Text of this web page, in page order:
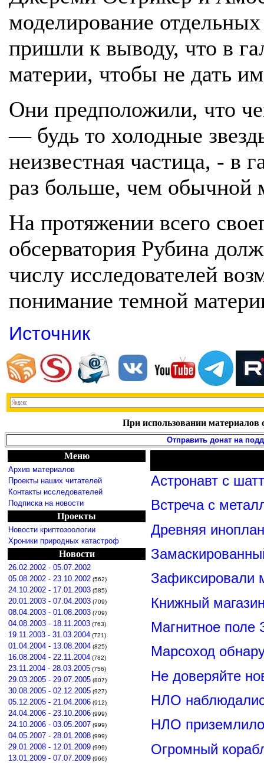
моделирование
пришли к выводу, что в
материи, чтобы не дать
Они предположили, что
— будь то холодные
неизвестная частица, - в
раз больше, чем обычной
На протяжении всего
обсерватория Рубина
числу исследователей
понимание темной
Источник
При использовании материалов
Отправить донат на
Меню
Архив материалов
Проекты наших читателей
Контакты исследователей
Подписка на новости
Проекты
Новости криптозоологии
Хроники природных катастроф
Новости
26.02.2002 - 05.07.2002
05.08.2002 - 23.10.2002 (562)
24.10.2002 - 17.01.2003 (585)
20.01.2003 - 07.04.2003 (709)
08.04.2003 - 01.08.2003 (709)
04.08.2003 - 18.11.2003 (763)
19.11.2003 - 31.03.2004 (721)
01.04.2004 - 13.08.2004 (825)
16.08.2004 - 22.11.2004 (782)
23.11.2004 - 28.03.2005 (756)
29.03.2005 - 29.07.2005 (807)
30.08.2005 - 02.12.2005 (927)
05.12.2005 - 21.04.2006 (912)
24.04.2006 - 23.10.2006 (999)
24.10.2006 - 03.05.2007 (999)
04.05.2007 - 28.01.2008 (999)
29.01.2008 - 12.01.2009 (999)
13.01.2009 - 07.07.2009 (966)
Астронавт с
Встреча с
Древняя
Зафиксировали
Книжный
Магнитное поле
Марсоход
Не доверяйте
НЛО
НЛО
Огромный